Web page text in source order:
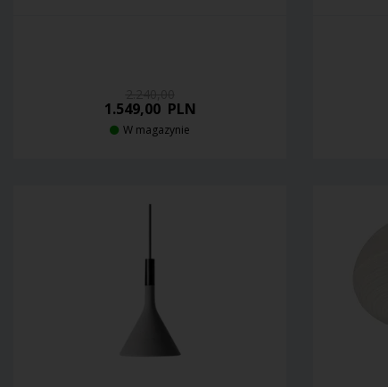
1.549,00PLN
W magazynie